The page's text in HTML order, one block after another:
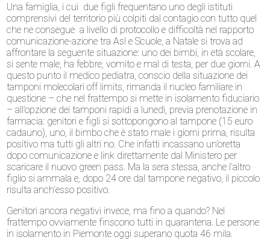
Una famiglia, i cui due figli frequentano uno degli istituti
comprensivi del territorio più colpiti dal contagio con tutto quel
che ne consegue a livello di protocollo e difficoltà nel rapporto
comunicazione-azione tra Asl e Scuole, a Natale si trova ad
affrontare la seguente situazione: uno dei bimbi, in età scolare,
si sente male, ha febbre, vomito e mal di testa, per due giorni. A
questo punto il medico pediatra, conscio della situazione dei
tamponi molecolari off limits, rimanda il nucleo familiare in
questione – che nel frattempo si mette in isolamento fiduciario
– all’opzione dei tamponi rapidi a lunedì, previa prenotazione in
farmacia: genitori e figli si sottopongono al tampone (15 euro
cadauno), uno, il bimbo che è stato male i giorni prima, risulta
positivo ma tutti gli altri no. Che infatti incassano un’oretta
dopo comunicazione e link direttamente dal Ministero per
scaricare il nuovo green pass. Ma la sera stessa, anche l’altro
figlio si ammala e, dopo 24 ore dal tampone negativo, il piccolo
risulta anch’esso positivo.
Genitori ancora negativi invece, ma fino a quando? Nel
frattempo ovviamente finscono tutti in quarantena. Le persone
in isolamento in Piemonte oggi superano quota 46 mila.